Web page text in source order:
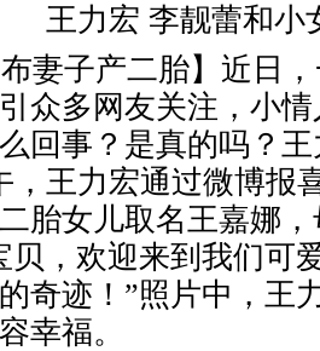
王力宏 李靓蕾和小
子产二胎】近日，
众多网友关注，小
回事？是真的吗？
，王力宏通过微博报
胎女儿取名王嘉娜
贝，欢迎来到我们可
奇迹！”照片中，王
幸福。